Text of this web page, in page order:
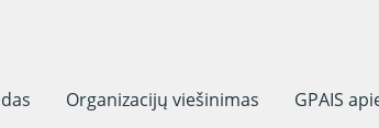
Organizacijų viešinimas GPAIS